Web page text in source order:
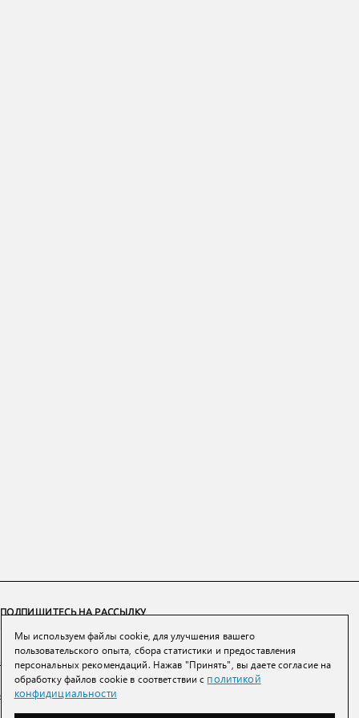
ПОДПИШИТЕСЬ НА РАССЫЛКУ
ПОДПИСАТЬСЯ
Нажимая на кнопку вы соглашаетесь сполитикой конфиденциальности и
обработки персональных данных
Мы используем файлы cookie, для улучшения вашего
пользовательского опыта, сбора статистики и предоставления
персональных рекомендаций. Нажав "Принять", вы даете согласие на
обработку файлов cookie в соответствии с политикой
конфидициальности